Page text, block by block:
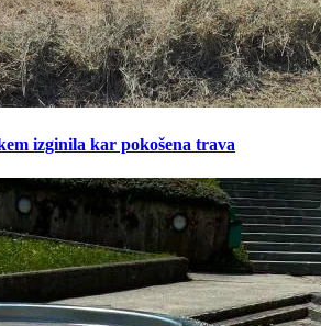
izginila kar pokošena trava